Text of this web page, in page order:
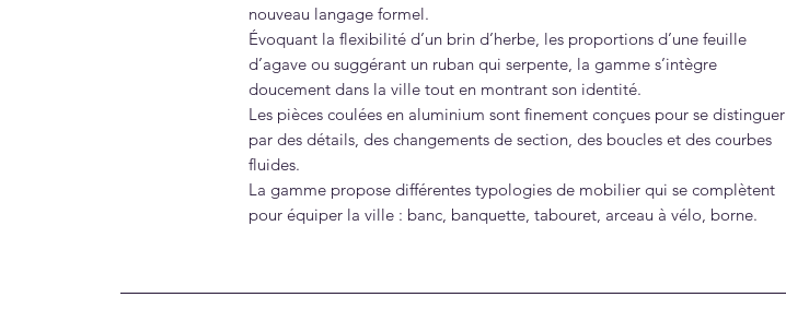
nouveau langage formel.
Évoquant la flexibilité d’un brin d’herbe, les proportions d’une feuille
d’agave ou suggérant un ruban qui serpente, la gamme s’intègre
doucement dans la ville tout en montrant son identité.
Les pièces coulées en aluminium sont finement conçues pour se distinguer
par des détails, des changements de section, des boucles et des courbes
fluides.
La gamme propose différentes typologies de mobilier qui se complètent
pour équiper la ville : banc, banquette, tabouret, arceau à vélo, borne.